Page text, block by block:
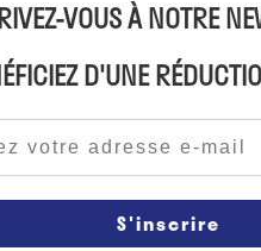
VOUS À NOTRE
D'UNE
e-mail
S'inscrire